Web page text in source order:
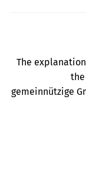
The
the
gemeinnützige